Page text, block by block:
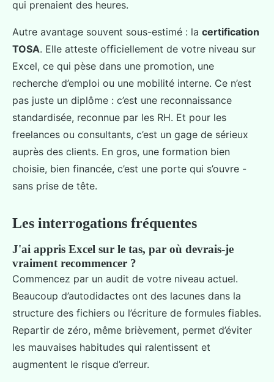
qui prenaient des heures.
Autre avantage souvent sous-estimé : la certification
TOSA. Elle atteste officiellement de votre niveau sur
Excel, ce qui pèse dans une promotion, une
recherche d’emploi ou une mobilité interne. Ce n’est
pas juste un diplôme : c’est une reconnaissance
standardisée, reconnue par les RH. Et pour les
freelances ou consultants, c’est un gage de sérieux
auprès des clients. En gros, une formation bien
choisie, bien financée, c’est une porte qui s’ouvre -
sans prise de tête.
Les interrogations fréquentes
J'ai appris Excel sur le tas, par où devrais-je
vraiment recommencer ?
Commencez par un audit de votre niveau actuel.
Beaucoup d’autodidactes ont des lacunes dans la
structure des fichiers ou l’écriture de formules fiables.
Repartir de zéro, même brièvement, permet d’éviter
les mauvaises habitudes qui ralentissent et
augmentent le risque d’erreur.